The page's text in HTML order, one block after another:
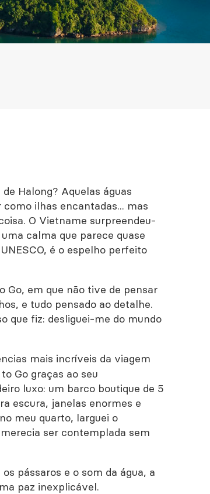
Halong? Aquelas águas
ilhas encantadas... mas
O Vietname surpreendeu-
calma que parece quase
é o espelho perfeito
Go, em que não tive de pensar
e tudo pensado ao detalhe.
que fiz: desliguei-me do mundo
mais incríveis da viagem
Go graças ao seu
luxo: um barco boutique de 5
escura, janelas enormes e
meu quarto, larguei o
ser contemplada sem
pássaros e o som da água, a
paz inexplicável.